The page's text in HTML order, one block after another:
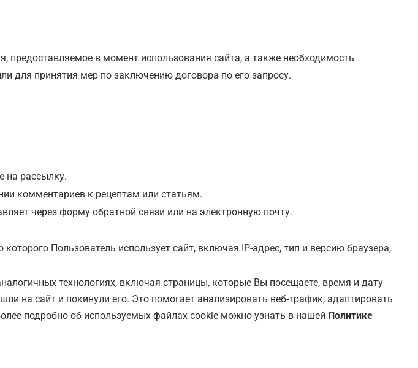
предоставляемое в момент использования сайта, а также необходимость
для принятия мер по заключению договора по его запросу.
на рассылку.
комментариев к рецептам или статьям.
через форму обратной связи или на электронную почту.
Пользователь использует сайт, включая IP-адрес, тип и версию браузера,
технологиях, включая страницы, которые Вы посещаете, время и дату
на сайт и покинули его. Это помогает анализировать веб-трафик, адаптировать
подробно об используемых файлах cookie можно узнать в нашей Политике